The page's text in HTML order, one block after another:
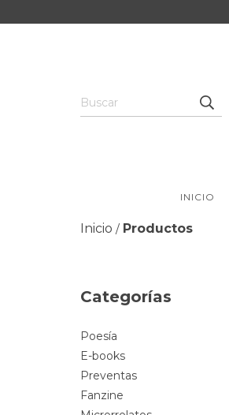
INICIO
Inicio / Productos
Categorías
Poesía
E-books
Preventas
Fanzine